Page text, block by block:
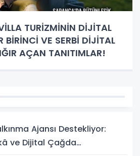
TURİZMİNİN DİJİTAL
BİRİNCİ VE SERBİ DİJİTAL
AÇAN TANITIMLAR!
Ajansı Destekliyor:
ve Dijital Çağda